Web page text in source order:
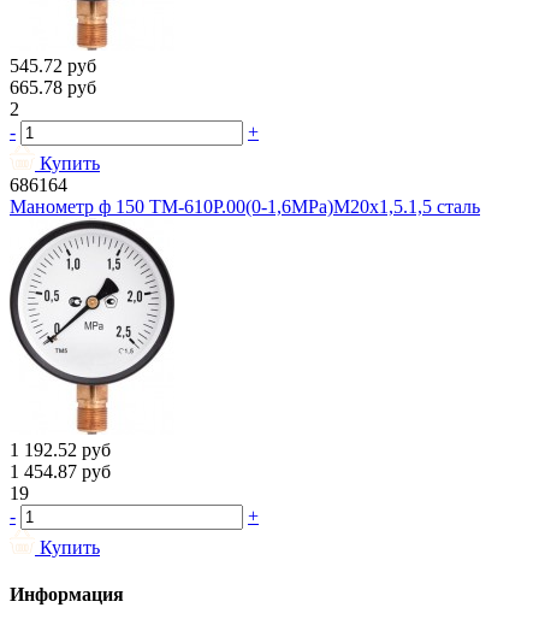
545.72 руб
665.78 руб
2
-
+
Купить
686164
Манометр ф 150 ТМ-610Р.00(0-1,6MPa)М20х1,5.1,5 сталь
1 192.52 руб
1 454.87 руб
19
-
+
Купить
Информация